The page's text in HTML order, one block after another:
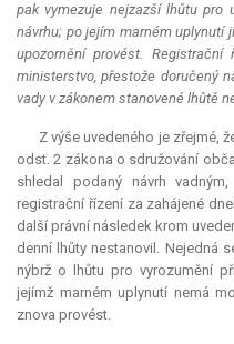
pak vymezuje nejzazší lhůtu pro
návrhu; po jejím marném
upozornění provést.
ministerstvo, přestože doručený
vady v zákonem stanovené lhůtě
Z výše uvedeného je zřejmé,
odst. 2 zákona o sdružování
shledal podaný návrh
registrační řízení za zahájené
další právní následek krom
denní lhůty nestanovil. Nejedná
nýbrž o lhůtu pro vyrozumění
jejímž marném uplynutí nemá
znova provést.